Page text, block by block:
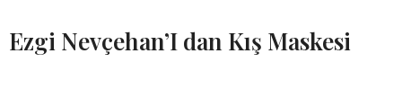
Ezgi Nevçehan’I dan Kış Maskesi